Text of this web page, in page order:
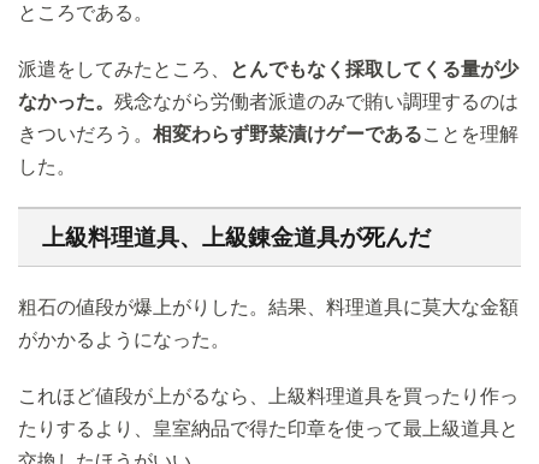
ところである。
派遣をしてみたところ、
とんでもなく採取してくる量が少
なかった。 残念ながら労働者派遣のみで賄い調理するのは
きついだろう。 相変わらず野菜漬けゲーであることを理解
した。
上級料理道具、上級錬金道具が死んだ
粗石の値段が爆上がりした。結果、料理道具に莫大な金額
がかかるようになった。
これほど値段が上がるなら、上級料理道具を買ったり作っ
たりするより、皇室納品で得た印章を使って最上級道具と